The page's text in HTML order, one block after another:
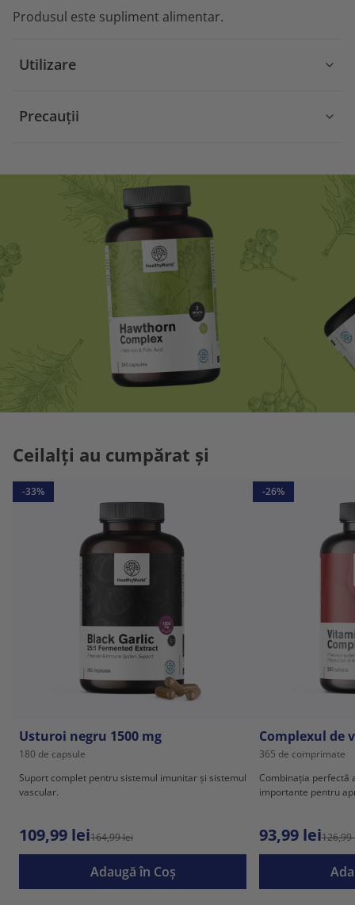
Produsul este supliment alimentar.
Utilizare
Precauții
Ceilalți au cumpărat și
-33%
Usturoi negru 1500 mg
180 de capsule
Suport complet pentru sistemul imunitar și sistemul
vascular.
109,99 lei164,99 lei
Adaugă în Coş
-26%
Complexul de
365 de comprimate
Combinația perfectă
importante pentru
93,99 lei126,99